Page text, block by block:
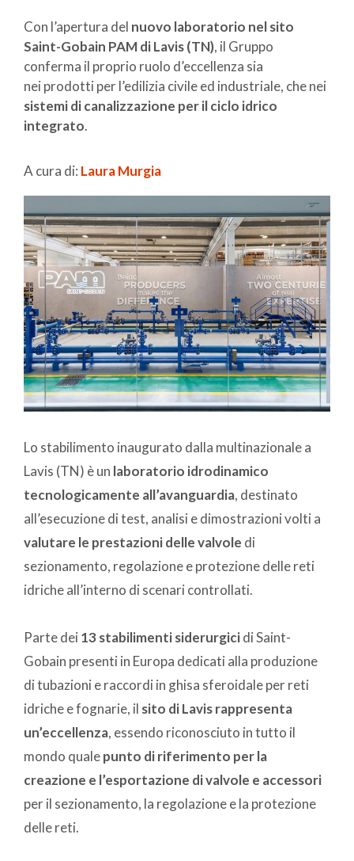
Con l’apertura del nuovo laboratorio nel sito
Saint-Gobain PAM di Lavis (TN), il Gruppo
conferma il proprio ruolo d’eccellenza sia
nei prodotti per l’edilizia civile ed industriale, che nei
sistemi di canalizzazione per il ciclo idrico
integrato.
A cura di: Laura Murgia
Lo stabilimento inaugurato dalla multinazionale a
Lavis (TN) è un laboratorio idrodinamico
tecnologicamente all’avanguardia, destinato
all’esecuzione di test, analisi e dimostrazioni volti a
valutare le prestazioni delle valvole di
sezionamento, regolazione e protezione delle reti
idriche all’interno di scenari controllati.
Parte dei 13 stabilimenti siderurgicidi Saint-
Gobain presenti in Europa dedicati alla produzione
di tubazioni e raccordi in ghisa sferoidale per reti
idriche e fognarie, il sito di Lavis rappresenta
un’eccellenza, essendo riconosciuto in tutto il
mondo qualepunto di riferimento per la
creazione e l’esportazione di valvole e accessori
per il sezionamento, la regolazione e la protezione
delle reti.